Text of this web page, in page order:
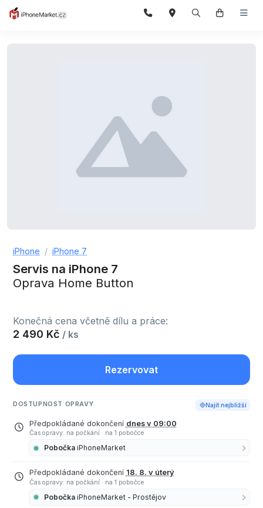
iPhone iPhone 7
Servis na iPhone 7
Oprava Home Button
Konečná cena včetně dílu a práce:
2 490 Kč / ks
Rezervovat
DOSTUPNOST OPRAVY Najít nejbližší
Předpokládané dokončení dnes v 09:00
Čas opravy: na počkání · na 1 pobočce
Pobočka iPhoneMarket
Předpokládané dokončení 18. 8. v úterý
Čas opravy: na počkání · na 1 pobočce
Pobočka iPhoneMarket - Prostějov